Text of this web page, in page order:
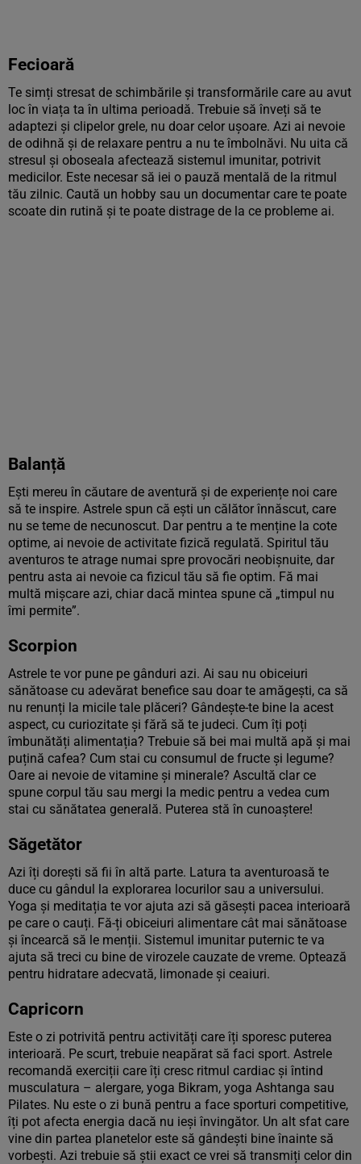
Fecioară
Te simți stresat de schimbările și transformările care au avut
loc în viața ta în ultima perioadă. Trebuie să înveți să te
adaptezi și clipelor grele, nu doar celor ușoare. Azi ai nevoie
de odihnă și de relaxare pentru a nu te îmbolnăvi. Nu uita că
stresul și oboseala afectează sistemul imunitar, potrivit
medicilor. Este necesar să iei o pauză mentală de la ritmul
tău zilnic. Caută un hobby sau un documentar care te poate
scoate din rutină și te poate distrage de la ce probleme ai.
Balanță
Ești mereu în căutare de aventură și de experiențe noi care
să te inspire. Astrele spun că ești un călător înnăscut, care
nu se teme de necunoscut. Dar pentru a te menține la cote
optime, ai nevoie de activitate fizică regulată. Spiritul tău
aventuros te atrage numai spre provocări neobișnuite, dar
pentru asta ai nevoie ca fizicul tău să fie optim. Fă mai
multă mișcare azi, chiar dacă mintea spune că „timpul nu
îmi permite”.
Scorpion
Astrele te vor pune pe gânduri azi. Ai sau nu obiceiuri
sănătoase cu adevărat benefice sau doar te amăgești, ca să
nu renunți la micile tale plăceri? Gândește-te bine la acest
aspect, cu curiozitate și fără să te judeci. Cum îți poți
îmbunătăți alimentația? Trebuie să bei mai multă apă și mai
puțină cafea? Cum stai cu consumul de fructe și legume?
Oare ai nevoie de vitamine și minerale? Ascultă clar ce
spune corpul tău sau mergi la medic pentru a vedea cum
stai cu sănătatea generală. Puterea stă în cunoaștere!
Săgetător
Azi îți dorești să fii în altă parte. Latura ta aventuroasă te
duce cu gândul la explorarea locurilor sau a universului.
Yoga și meditația te vor ajuta azi să găsești pacea interioară
pe care o cauți. Fă-ți obiceiuri alimentare cât mai sănătoase
și încearcă să le menții. Sistemul imunitar puternic te va
ajuta să treci cu bine de virozele cauzate de vreme. Optează
pentru hidratare adecvată, limonade și ceaiuri.
Capricorn
Este o zi potrivită pentru activități care îți sporesc puterea
interioară. Pe scurt, trebuie neapărat să faci sport. Astrele
recomandă exerciții care îți cresc ritmul cardiac și întind
musculatura – alergare, yoga Bikram, yoga Ashtanga sau
Pilates. Nu este o zi bună pentru a face sporturi competitive,
îți pot afecta energia dacă nu ieși învingător. Un alt sfat care
vine din partea planetelor este să gândești bine înainte să
vorbești. Azi trebuie să știi exact ce vrei să transmiți celor din